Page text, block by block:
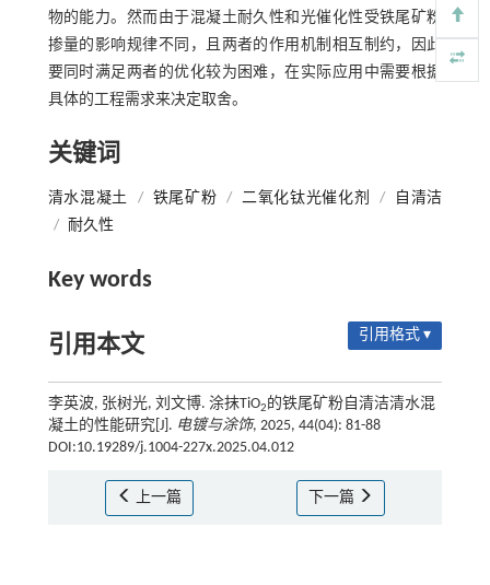
物的能力。然而由于混凝土耐久性和光催化性受铁尾矿粉
掺量的影响规律不同，且两者的作用机制相互制约，因此
要同时满足两者的优化较为困难，在实际应用中需要根据
具体的工程需求来决定取舍。
关键词
清水混凝土 / 铁尾矿粉 / 二氧化钛光催化剂 /
自清洁
/
耐久性
Key words
引用本文 引用格式 ▾
李英波, 张树光, 刘文博. 涂抹TiO2 的铁尾矿粉自清洁清水混
凝土的性能研究[J]. 电镀与涂饰, 2025, 44(04): 81-88
DOI:10.19289/j.1004-227x.2025.04.012
上一篇 下一篇